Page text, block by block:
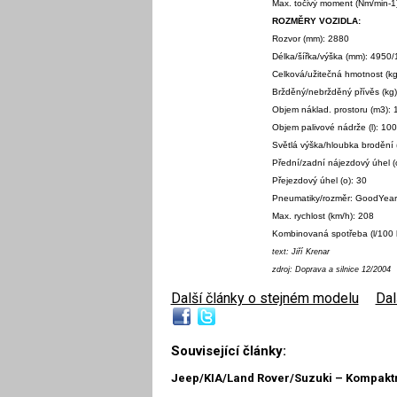
Max. točivý moment (Nm/min-
ROZMĚRY VOZIDLA:
Rozvor (mm): 2880
Délka/šířka/výška (mm):
Celková/užitečná hmotnost
Bržděný/nebržděný přívěs
Objem náklad. prostoru (m3):
Objem palivové nádrže (l): 100
Světlá výška/hloubka brodění
Přední/zadní nájezdový úhel
Přejezdový úhel (o): 30
Pneumatiky/rozměr:
Max. rychlost (km/h): 208
Kombinovaná spotřeba (l/100
text: Jiří Krenar
zdroj: Doprava a silnice 12/2004
Další články o stejném modelu
Související články:
Jeep/KIA/Land Rover/Suzuki –